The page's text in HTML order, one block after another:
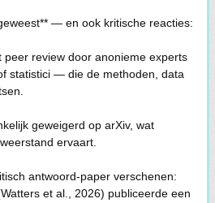
— en ook kritische reacties:
peer review door anonieme experts
statistici — die de methoden, data
geweigerd op arXiv, wat
ervaart.
antwoord-paper verschenen:
et al., 2026) publiceerde een